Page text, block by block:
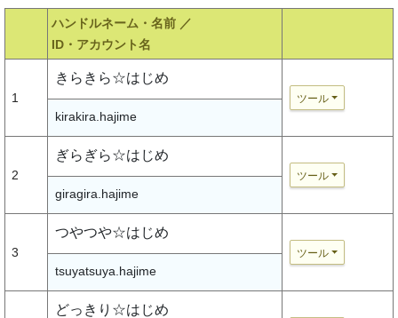
ハンドルネーム・名前 ／
ID・アカウント名
1
きらきら☆はじめ
ツール
kirakira.hajime
2
ぎらぎら☆はじめ
ツール
giragira.hajime
3
つやつや☆はじめ
ツール
tsuyatsuya.hajime
どっきり☆はじめ